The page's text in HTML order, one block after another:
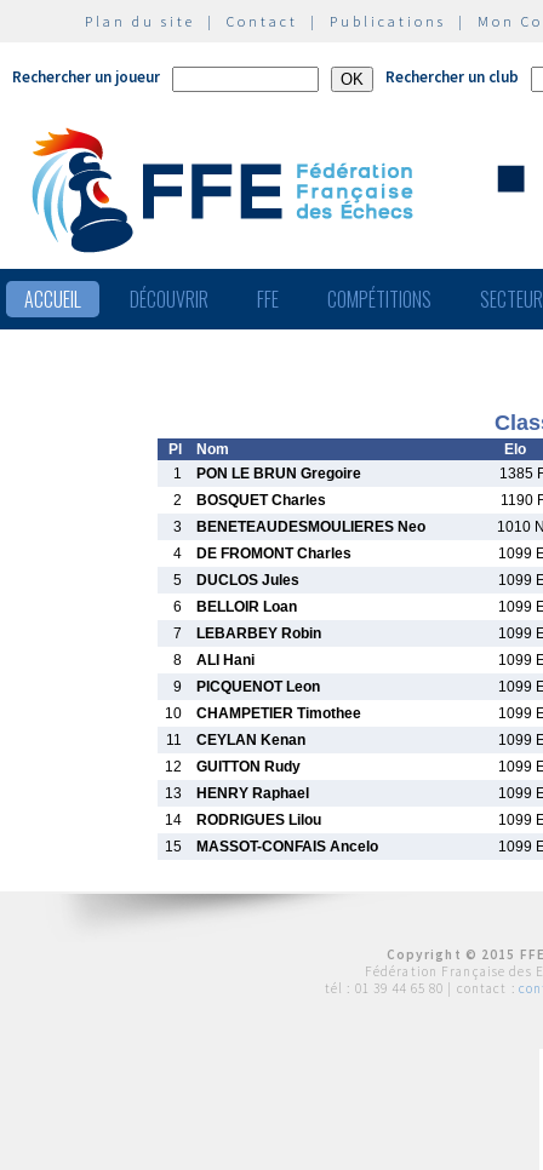
Plan du site | Contact | Publications | Mon
Rechercher un joueur Rechercher un club
ACCUEIL DÉCOUVRIR FFE COMPÉTITIONS
Pl Nom
Elo
1
PON LE BRUN Gregoire
1385
2
BOSQUET Charles
1190
3
BENETEAUDESMOULIERES Neo
1010
4
DE FROMONT Charles
1099
5
DUCLOS Jules
1099
6
BELLOIR Loan
1099
7
LEBARBEY Robin
1099
8
ALI Hani
1099
9
PICQUENOT Leon
1099
10
CHAMPETIER Timothee
1099
11
CEYLAN Kenan
1099
12
GUITTON Rudy
1099
13
HENRY Raphael
1099
14
RODRIGUES Lilou
1099
15
MASSOT-CONFAIS Ancelo 1099
Copyright © 2015
Fédération Française des
tél : 01 39 44 65 80 | contact :